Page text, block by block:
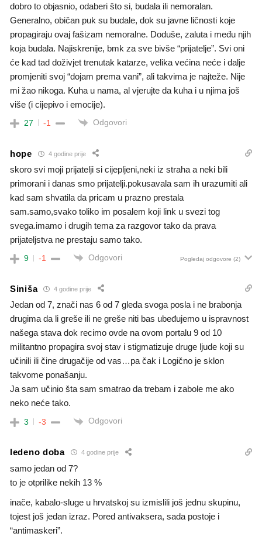
dobro to objasnio, odaberi što si, budala ili nemoralan.
Generalno, običan puk su budale, dok su javne ličnosti koje
propagiraju ovaj fašizam nemoralne. Doduše, zaluta i među njih
koja budala. Najiskrenije, bmk za sve bivše “prijatelje”. Svi oni
će kad tad doživjet trenutak katarze, velika većina neće i dalje
promjeniti svoj “dojam prema vani”, ali takvima je najteže. Nije
mi žao nikoga. Kuha u nama, al vjerujte da kuha i u njima još
više (i cijepivo i emocije).
27 -1 Odgovori
hope 4 godine prije
skoro svi moji prijatelji si cijepljeni,neki iz straha a neki bili
primorani i danas smo prijatelji.pokusavala sam ih urazumiti ali
kad sam shvatila da pricam u prazno prestala
sam.samo,svako toliko im posalem koji link u svezi tog
svega.imamo i drugih tema za razgovor tako da prava
prijateljstva ne prestaju samo tako.
9 -1 Odgovori Pogledaj odgovore (2)
Siniša 4 godine prije
Jedan od 7, znači nas 6 od 7 gleda svoga posla i ne brabonja
drugima da li greše ili ne greše niti bas ubeđujemo u ispravnost
našega stava dok recimo ovde na ovom portalu 9 od 10
militantno propagira svoj stav i stigmatizuje druge ljude koji su
učinili ili čine drugačije od vas…pa čak i Logično je sklon
takvome ponašanju.
Ja sam učinio šta sam smatrao da trebam i zabole me ako
neko neće tako.
3 -3 Odgovori
ledeno doba 4 godine prije
samo jedan od 7?
to je otprilike nekih 13 %
inače, kabalo-sluge u hrvatskoj su izmislili još jednu skupinu,
tojest još jedan izraz. Pored antivaksera, sada postoje i
“antimaskeri”.